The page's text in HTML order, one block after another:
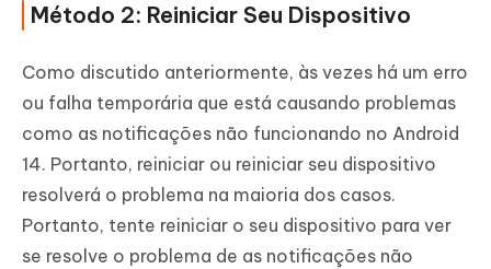
Método 2: Reiniciar Seu Dispositivo
Como discutido anteriormente, às vezes há um erro
ou falha temporária que está causando problemas
como as notificações não funcionando no Android
14. Portanto, reiniciar ou reiniciar seu dispositivo
resolverá o problema na maioria dos casos.
Portanto, tente reiniciar o seu dispositivo para ver
se resolve o problema de as notificações não